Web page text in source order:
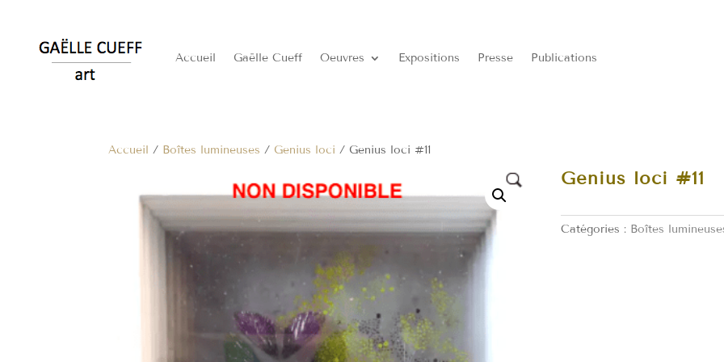
Accueil Gaëlle Cueff Oeuvres Expositions Presse Publications
Accueil / Boîtes lumineuses / Genius loci / Genius loci #11
Genius loci #11
Catégories : Boîtes